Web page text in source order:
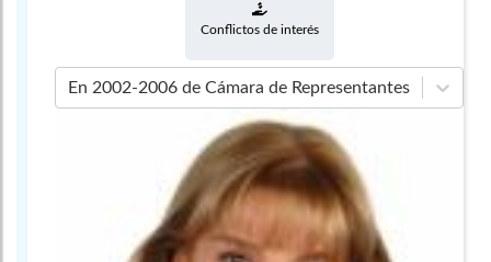
Conflictos de interés
En 2002-2006 de Cámara de Representantes